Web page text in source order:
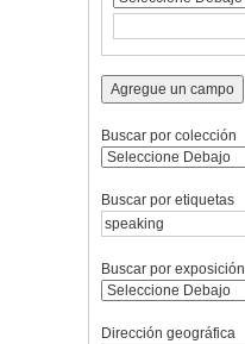
Agregue un campo
Buscar por colección
Buscar por etiquetas
Buscar por exposición
Dirección geográfica